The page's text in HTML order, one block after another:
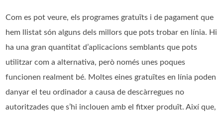
Com es pot veure, els programes gratuïts i de pagament que
hem llistat són alguns dels millors que pots trobar en línia. Hi
ha una gran quantitat d’aplicacions semblants que pots
utilitzar com a alternativa, però només unes poques
funcionen realment bé. Moltes eines gratuïtes en línia poden
danyar el teu ordinador a causa de descàrregues no
autoritzades que s’hi inclouen amb el fitxer produït. Així que,